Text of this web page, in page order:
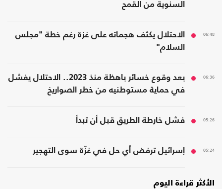
السنوية من القمح
06:48
الاحتلال يكثف هجماته على غزة رغم خطة "مجلس
السلام"
06:36
بعد وقوع خسائر باهظة منذ 2023.. الاحتلال يفشل
في حماية مستوطنيه من خطر الصواريخ
05:26 فشل خارطة الطريق قبل أن تبدأ
05:24 إسرائيل ترفض أي حل في غزّة سوى التهجير
الأكثر قراءة اليوم